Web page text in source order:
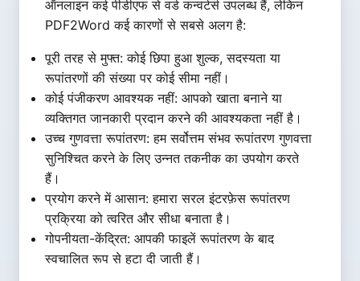
ऑनलाइन कई पीडीएफ से वर्ड कन्वर्टर्स उपलब्ध हैं, लेकिन
PDF2Word कई कारणों से सबसे अलग है:
पूरी तरह से मुफ्त: कोई छिपा हुआ शुल्क, सदस्यता या
रूपांतरणों की संख्या पर कोई सीमा नहीं।
कोई पंजीकरण आवश्यक नहीं: आपको खाता बनाने या
व्यक्तिगत जानकारी प्रदान करने की आवश्यकता नहीं है।
उच्च गुणवत्ता रूपांतरण: हम सर्वोत्तम संभव रूपांतरण गुणवत्ता
सुनिश्चित करने के लिए उन्नत तकनीक का उपयोग करते
हैं।
प्रयोग करने में आसान: हमारा सरल इंटरफ़ेस रूपांतरण
प्रक्रिया को त्वरित और सीधा बनाता है।
गोपनीयता-केंद्रित: आपकी फाइलें रूपांतरण के बाद
स्वचालित रूप से हटा दी जाती हैं।